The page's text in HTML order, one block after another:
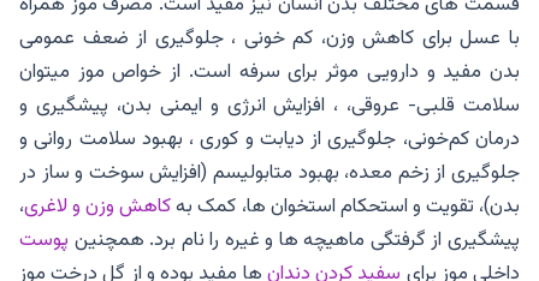
با عسل برای کاهش وزن، کم خونی ، جلوگیری از ضعف عمومی
بدن مفید و دارویی موثر برای سرفه است. از خواص موز میتوان
سلامت قلبی- عروقی، ، افزایش انرژی و ایمنی بدن، پیشگیری و
درمان کم‌خونی، جلوگیری از دیابت و کوری ، بهبود سلامت روانی و
جلوگیری از زخم معده، بهبود متابولیسم (افزایش سوخت و ساز در
بدن)، تقویت و استحکام استخوان ها، کمک بهکاهش وزن و لاغری،
پیشگیری از گرفتگی ماهیچه ‌ها و غیره را نام برد. همچنین پوست
داخلی موز برای سفید کردن دندانها مفید بوده و از گل درخت موز